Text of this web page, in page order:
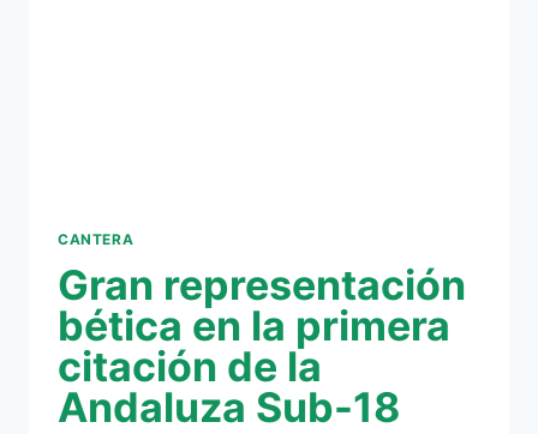
CANTERA
Gran representación
bética en la primera
citación de la
Andaluza Sub-18